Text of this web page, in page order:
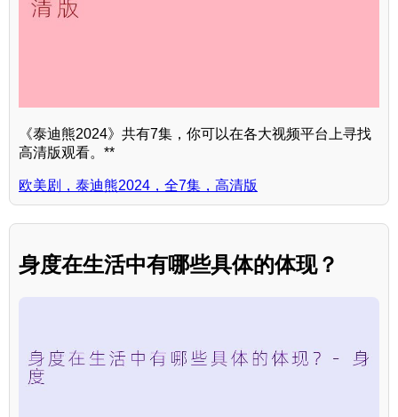
《泰迪熊2024》共有7集，你可以在各大视频平台上寻找
高清版观看。**
欧美剧，泰迪熊2024，全7集，高清版
身度在生活中有哪些具体的体现？